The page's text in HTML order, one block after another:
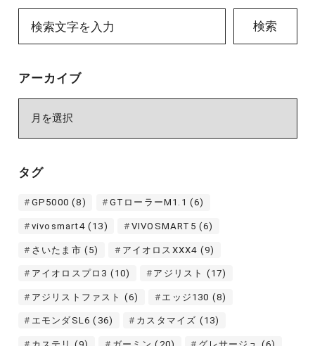
検索
アーカイブ
ブ
タグ
GP5000 (8) GTローラーM1.1 (6)
vivosmart4(13) VIVOSMART5 (6)
さいたま市 (5) アイオロスXXX4 (9)
アイオロスプロ3 (10) アジリスト (17)
アジリストファスト (6) エッジ130 (8)
エモンダSL6 (36) カスタマイズ (13)